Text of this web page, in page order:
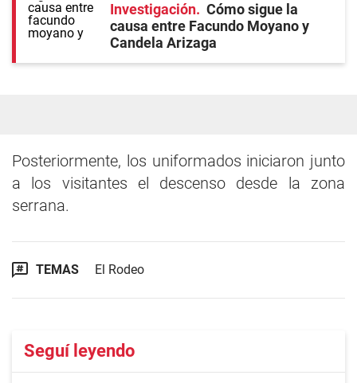
Investigación
Cómo sigue la
causa entre Facundo Moyano y
Candela Arizaga
Posteriormente, los uniformados iniciaron junto
a los visitantes el descenso desde la zona
serrana.
TEMAS El Rodeo
Seguí leyendo